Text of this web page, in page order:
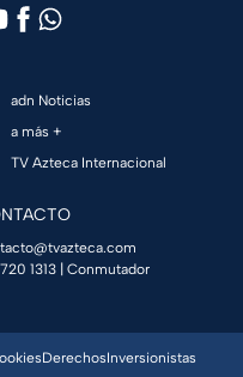
adn Noticias
a más +
TV Azteca Internacional
1313 | Conmutador
DerechosInversionistas